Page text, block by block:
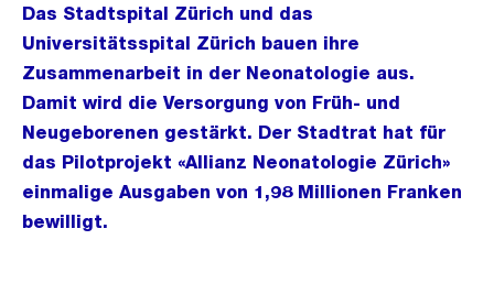
Das Stadtspital Zürich und das
Universitätsspital Zürich bauen ihre
Zusammenarbeit in der Neonatologie aus.
Damit wird die Versorgung von Früh- und
Neugeborenen gestärkt. Der Stadtrat hat für
das Pilotprojekt «Allianz Neonatologie Zürich»
einmalige Ausgaben von 1,98 Millionen Franken
bewilligt.